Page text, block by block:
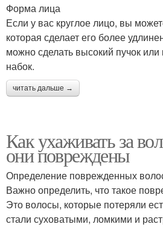
Форма лица
Если у вас круглое лицо, вы
которая сделает его более
можно сделать высокий пучок
набок.
читать дальше →
Как ухаживать за
они повреждены
Определение поврежденных
Важно определить, что такое
Это волосы, которые потеряли
стали суховатыми, ломкими и